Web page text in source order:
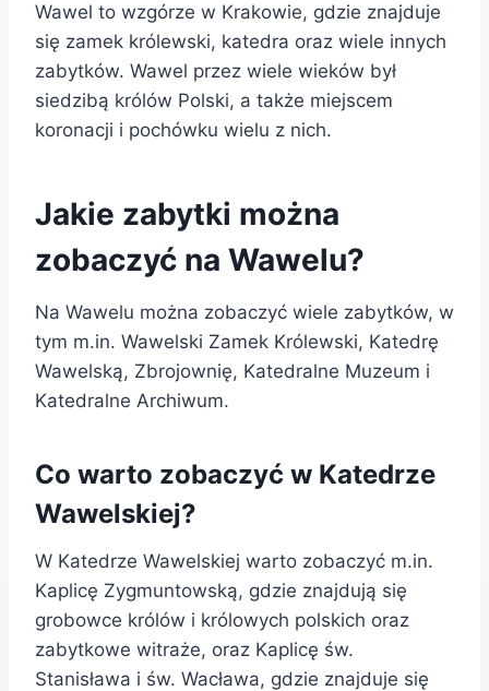
Wawel to wzgórze w Krakowie, gdzie znajduje
się zamek królewski, katedra oraz wiele innych
zabytków. Wawel przez wiele wieków był
siedzibą królów Polski, a także miejscem
koronacji i pochówku wielu z nich.
Jakie zabytki można
zobaczyć na Wawelu?
Na Wawelu można zobaczyć wiele zabytków, w
tym m.in. Wawelski Zamek Królewski, Katedrę
Wawelską, Zbrojownię, Katedralne Muzeum i
Katedralne Archiwum.
Co warto zobaczyć w Katedrze
Wawelskiej?
W Katedrze Wawelskiej warto zobaczyć m.in.
Kaplicę Zygmuntowską, gdzie znajdują się
grobowce królów i królowych polskich oraz
zabytkowe witraże, oraz Kaplicę św.
Stanisława i św. Wacława, gdzie znajduje się